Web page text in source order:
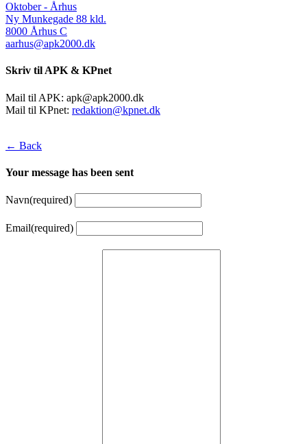
Oktober - Århus
Ny Munkegade 88 kld.
8000 Århus C
aarhus@apk2000.dk
Skriv til APK & KPnet
Mail til APK: apk@apk2000.dk
Mail til KPnet: redaktion@kpnet.dk
← Back
Your message has been sent
Navn(required)
Email(required)